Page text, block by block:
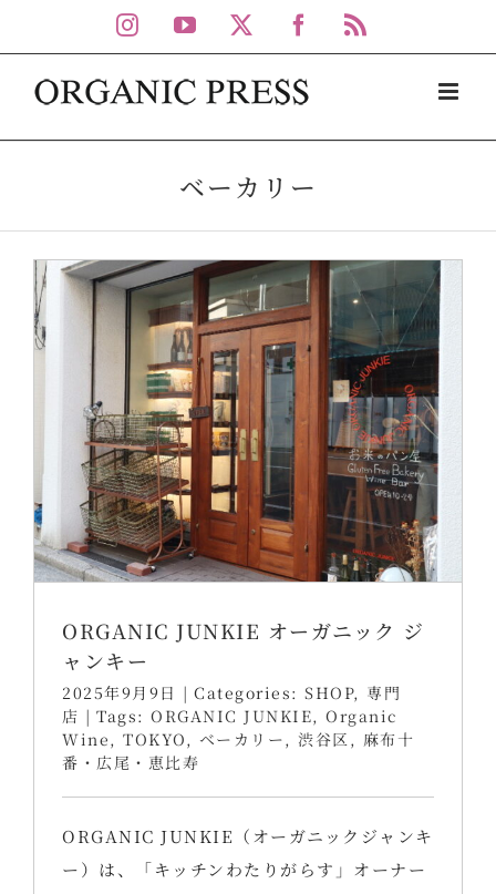
to
content
Instagram
YouTube Facebook
ベーカリー
ORGANIC JUNKIE オーガニック ジ
ャンキー
2025年9月9日 | Categories: SHOP, 専門
店 | Tags: ORGANIC JUNKIE, Organic
Wine , TOKYO , ベーカリー , 渋谷区 , 麻布十
番・広尾・恵比寿
ORGANIC JUNKIE（オーガニックジャンキ
ー）は、「キッチンわたりがらす」オーナー